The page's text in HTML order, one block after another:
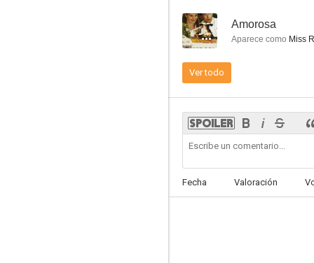
-- Amorosa
Aparece como Miss
Ver todo
Fecha Valoración